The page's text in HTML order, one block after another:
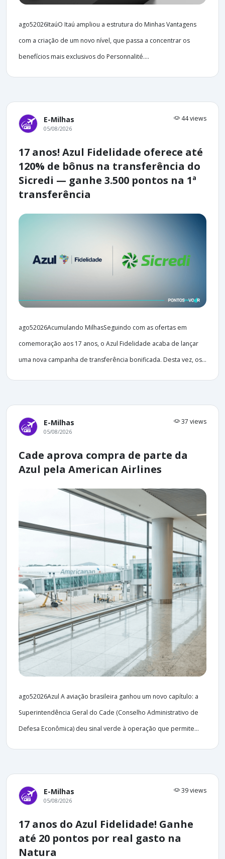
ago52026ItaúO Itaú ampliou a estrutura do Minhas Vantagens
com a criação de um novo nível, que passa a concentrar os
benefícios mais exclusivos do Personnalité....
E-Milhas 44 views
05/08/2026
17 anos! Azul Fidelidade oferece até
120% de bônus na transferência do
Sicredi — ganhe 3.500 pontos na 1ª
transferência
ago52026Acumulando MilhasSeguindo com as ofertas em
comemoração aos 17 anos, o Azul Fidelidade acaba de lançar
uma nova campanha de transferência bonificada. Desta vez, os...
E-Milhas 37 views
05/08/2026
Cade aprova compra de parte da
Azul pela American Airlines
ago52026Azul A aviação brasileira ganhou um novo capítulo: a
Superintendência Geral do Cade (Conselho Administrativo de
Defesa Econômica) deu sinal verde à operação que permite...
E-Milhas 39 views
05/08/2026
17 anos do Azul Fidelidade! Ganhe
até 20 pontos por real gasto na
Natura